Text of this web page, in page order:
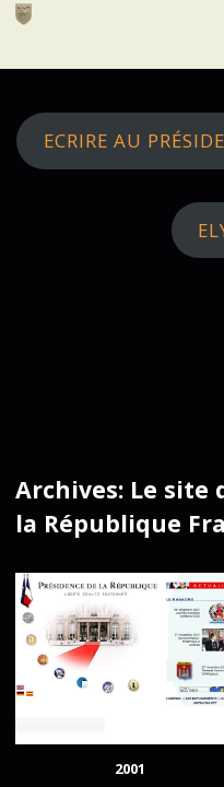
Skip
ECRIRE AU
Archives: Le site
la République
2001